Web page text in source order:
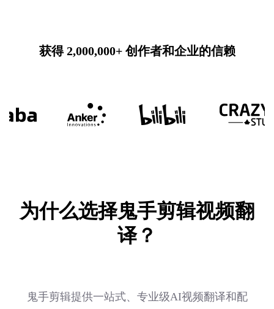
获得 2,000,000+ 创作者和企业的信赖
为什么选择鬼手剪辑视频翻
译？
鬼手剪辑提供一站式、专业级AI视频翻译和配